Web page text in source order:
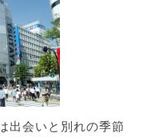
出会いと別れの季節